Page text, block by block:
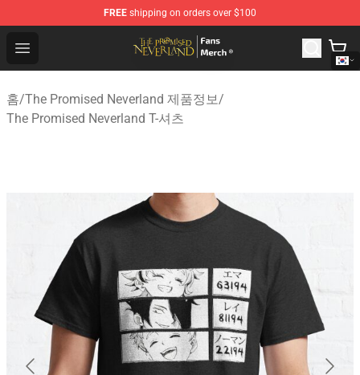
FREE shipping on orders over $100
Open menu
The Promised Neverland Store - Official The Promised
홈/The Promised Neverland 제품정보/
The Promised Neverland T-셔츠